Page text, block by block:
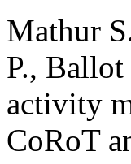
Mathur
P., Ballot
activity
CoRoT